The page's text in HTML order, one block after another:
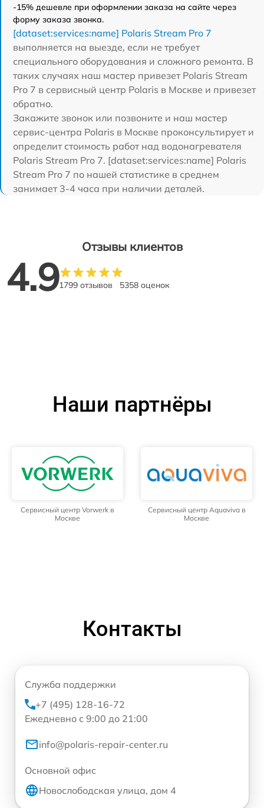
-15% дешевле при оформлении заказа на сайте через
форму заказа звонка.
[dataset:services:name] Polaris Stream Pro 7
выполняется на выезде, если не требует
специального оборудования и сложного ремонта. В
таких случаях наш мастер привезет Polaris Stream
Pro 7 в сервисный центр Polaris в Москве и привезет
обратно.
Закажите звонок или позвоните и наш мастер
сервис-центра Polaris в Москве проконсультирует и
определит стоимость работ над водонагревателя
Polaris Stream Pro 7. [dataset:services:name] Polaris
Stream Pro 7 по нашей статистике в среднем
занимает 3-4 часа при наличии деталей.
Отзывы клиентов
4.91799 отзывов 5358 оценок
Наши партнёры
Сервисный центр Vorwerk в
Москве
Сервисный центр Aquaviva в
Москве
Контакты
Служба поддержки
+7 (495) 128-16-72
Ежедневно с 9:00 до 21:00
info@polaris-repair-center.ru
Основной офис
Новослободская улица, дом 4